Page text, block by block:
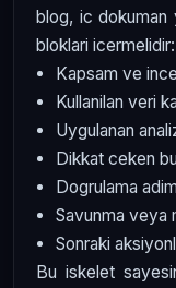
blog, ic
bloklari icermelidir:
Kapsam ve
Kullanilan veri
Uygulanan
Dikkat ceken
Dogrulama
Savunma veya
Sonraki
Bu iskelet